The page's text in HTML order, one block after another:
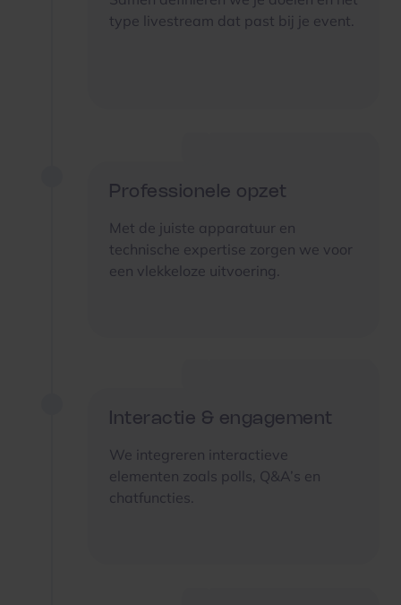
type livestream dat past bij je event.
Professionele opzet
Met de juiste apparatuur en
technische expertise zorgen we voor
een vlekkeloze uitvoering.
Interactie & engagement
We integreren interactieve
elementen zoals polls, Q&A’s en
chatfuncties.